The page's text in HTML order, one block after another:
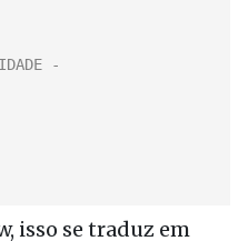
isso se traduz em